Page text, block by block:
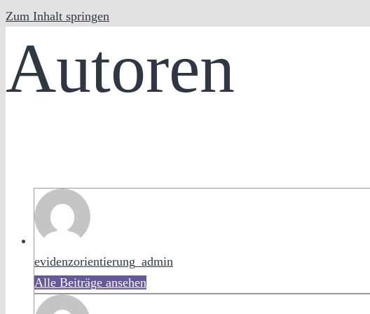
Zum Inhalt springen
Autoren
evidenzorientierung_admin
Alle Beiträge ansehen